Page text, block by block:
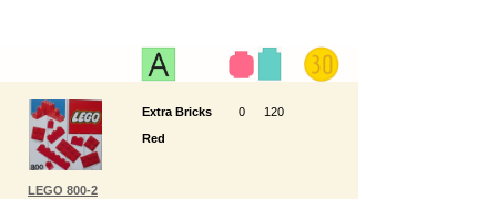
LEGO 800-2
Extra Bricks
Red
0 120